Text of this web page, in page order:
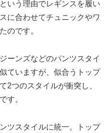
いう理由でレギンスを履い
に合わせてチュニックやワ
のです。
ーンズなどのパンツスタイ
ていますが、似合うトップ
2つのスタイルが衝突し、
す。
ツスタイルに統一。トップ